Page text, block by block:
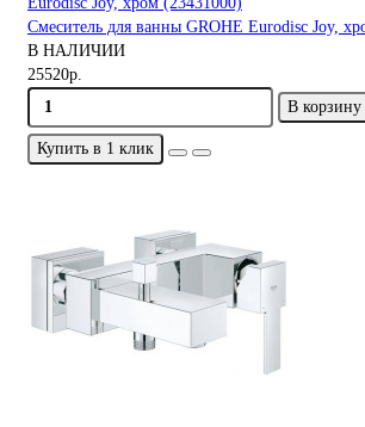
Смеситель для ванны GROHE Eurodisc Joy,
В НАЛИЧИИ
25520р.
В корзину
Купить в 1 клик